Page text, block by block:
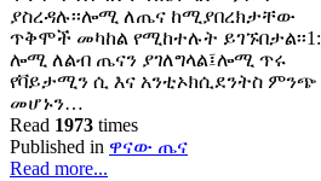
ያስረዳሉ፡፡ሎሚ ለጤና ከሚያበረክታቸው
ጥቅሞች መካከል የሚከተሉት ይገኙበታል፡፡1:
ሎሚ ለልብ ጤናን ያገለግላል፤ሎሚ ጥሩ
የቫይታሚን ሲ እና አንቲኦክሲደንትስ ምንጭ
መሆኑን…
Read 1973 times
Published in ዋናው ጤና
Read more...